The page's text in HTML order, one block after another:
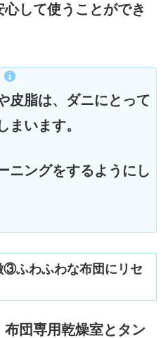
して使うことができ
皮脂は、ダニにとって
まいます。
ニングをするようにし
③ふわふわな布団にリセ
団専用乾燥室とタン